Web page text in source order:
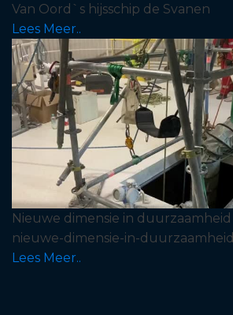
Van Oord`s hijsschip de Svanen
Lees Meer..
Nieuwe dimensie in duurzaamheid
nieuwe-dimensie-in-duurzaamheid
Lees Meer..